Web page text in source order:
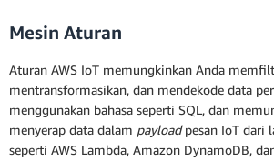
Mesin Aturan
Aturan AWS IoT memungkinkan Anda
mentransformasikan, dan mendekode data
menggunakan bahasa seperti SQL, dan
menyerap data dalam payloadpesan IoT dari
seperti AWS Lambda, Amazon DynamoDB,